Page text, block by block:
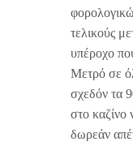
τελικούς
υπέροχο
Μετρό σε
σχεδόν τα
στο καζίνο
δωρεάν